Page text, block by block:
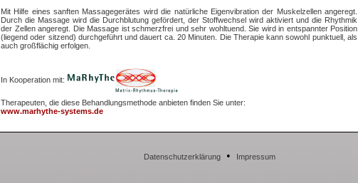
Mit Hilfe eines sanften Massagegerätes wird die natürliche Eigenvibration der Muskelzellen angeregt.
Durch die Massage wird die Durchblutung gefördert, der Stoffwechsel wird aktiviert und die Rhythmik
der Zellen angeregt. Die Massage ist schmerzfrei und sehr wohltuend. Sie wird in entspannter Position
(liegend oder sitzend) durchgeführt und dauert ca. 20 Minuten. Die Therapie kann sowohl punktuell, als
auch großflächig erfolgen.
In Kooperation mit:
Therapeuten, die diese Behandlungsmethode anbieten finden Sie unter:
www.marhythe-systems.de
Datenschutzerklärung• Impressum